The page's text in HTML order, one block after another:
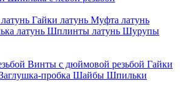
Гайки латунь Муфта латунь
латунь Шплинты латунь Шурупы
Винты с дюймовой резьбой Гайки
пробка Шайбы Шпильки